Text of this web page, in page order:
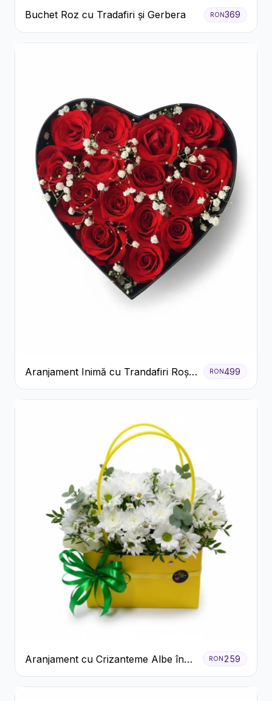
Buchet Roz cu Tradafiri și Gerbera RON369
Aranjament Inimă cu Trandafiri Roșii
și Floarea Miresei
RON 499
Aranjament cu Crizanteme Albe în
Cutie Galbenă
RON 259